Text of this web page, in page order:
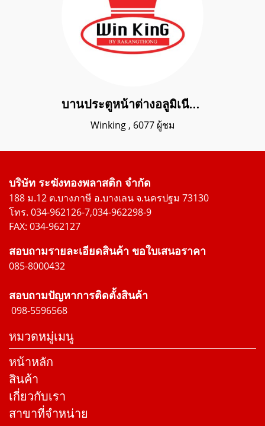
บานประตูหน้าต่างอลูมิเนียมสแตนเลสดัด
Winking, 6077 ผู้ชม
บริษัท ระฆังทองพลาสติก จำกัด
188 ม.12 ต.บางภาษี อ.บางเลน จ.นครปฐม 73130
โทร. 034-962126-7,034-962298-9
FAX: 034-962127
สอบถามรายละเอียดสินค้า ขอใบเสนอราคา
085-8000432
สอบถามปัญหาการติดตั้งสินค้า
098-5596568
หมวดหมู่เมนู
หน้าหลัก
สินค้า
เกี่ยวกับเรา
สาขาที่จำหน่าย